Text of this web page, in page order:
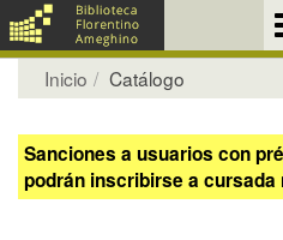
Inicio Catálogo
Sanciones a usuarios con
podrán inscribirse a